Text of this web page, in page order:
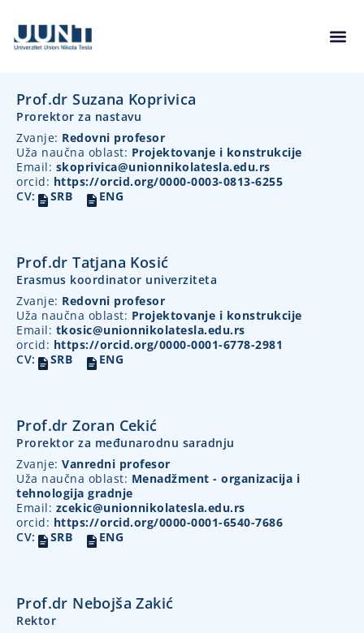
Prof.dr Suzana Koprivica
Prorektor za nastavu
Zvanje: Redovni profesor
Uža naučna oblast: Projektovanje i konstrukcije
Email: skoprivica@unionnikolatesla.edu.rs
orcid: https://orcid.org/0000-0003-0813-6255
CV:
SRB ENG
Prof.dr Tatjana Kosić
Erasmus koordinator univerziteta
Zvanje: Redovni profesor
Uža naučna oblast: Projektovanje i konstrukcije
Email: tkosic@unionnikolatesla.edu.rs
orcid: https://orcid.org/0000-0001-6778-2981
CV:
SRB ENG
Prof.dr Zoran Cekić
Prorektor za međunarodnu saradnju
Zvanje: Vanredni profesor
Uža naučna oblast: Menadžment - organizacija i
tehnologija gradnje
Email: zcekic@unionnikolatesla.edu.rs
orcid: https://orcid.org/0000-0001-6540-7686
CV:
SRB ENG
Prof.dr Nebojša Zakić
Rektor